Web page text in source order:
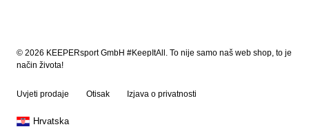
© 2026 KEEPERsport GmbH #KeepItAll. To nije samo naš web shop, to je
način života!
Uvjeti prodaje Otisak Izjava o privatnosti
Hrvatska